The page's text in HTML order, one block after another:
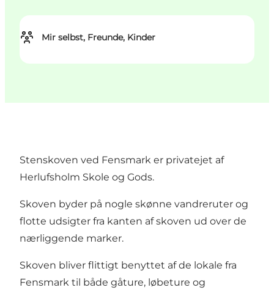
Mir selbst, Freunde, Kinder
Stenskoven ved Fensmark er privatejet af
Herlufsholm Skole og Gods.
Skoven byder på nogle skønne vandreruter og
flotte udsigter fra kanten af skoven ud over de
nærliggende marker.
Skoven bliver flittigt benyttet af de lokale fra
Fensmark til både gåture, løbeture og